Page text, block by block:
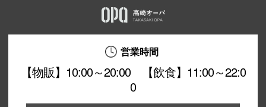
営業時間
【物販】10:00～20:00 【飲食】11:00～22:0
0